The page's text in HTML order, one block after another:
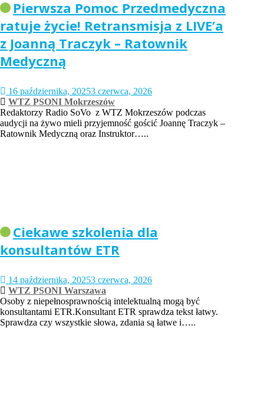
Pierwsza Pomoc Przedmedyczna
ratuje życie! Retransmisja z LIVE’a
z Joanną Traczyk – Ratownik
Medyczną
16 października, 20253 czerwca, 2026
WTZ PSONI Mokrzeszów
Redaktorzy Radio SoVo z WTZ Mokrzeszów podczas
audycji na żywo mieli przyjemność gościć Joannę Traczyk –
Ratownik Medyczną oraz Instruktor…..
Ciekawe szkolenia dla
konsultantów ETR
14 października, 20253 czerwca, 2026
WTZ PSONI Warszawa
Osoby z niepełnosprawnością intelektualną mogą być
konsultantami ETR.Konsultant ETR sprawdza tekst łatwy.
Sprawdza czy wszystkie słowa, zdania są łatwe i…..